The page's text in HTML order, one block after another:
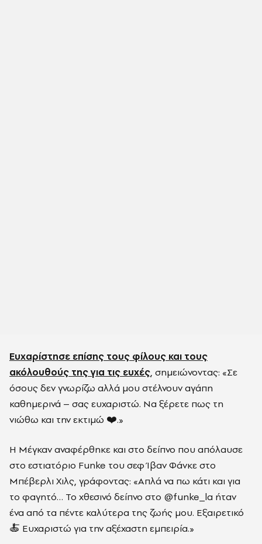
Ευχαρίστησε επίσης τους φίλους και τους
ακόλουθούς της για τις ευχές, σημειώνοντας: «Σε
όσους δεν γνωρίζω αλλά μου στέλνουν αγάπη
καθημερινά – σας ευχαριστώ. Να ξέρετε πως τη
νιώθω και την εκτιμώ ❤️.»
Η Μέγκαν αναφέρθηκε και στο δείπνο που απόλαυσε
στο εστιατόριο Funke του σεφ Ίβαν Φάνκε στο
Μπέβερλι Χιλς, γράφοντας: «Απλά να πω κάτι και για
το φαγητό… Το χθεσινό δείπνο στο @funke_la ήταν
ένα από τα πέντε καλύτερα της ζωής μου. Εξαιρετικό
🍝 Ευχαριστώ για την αξέχαστη εμπειρία.»